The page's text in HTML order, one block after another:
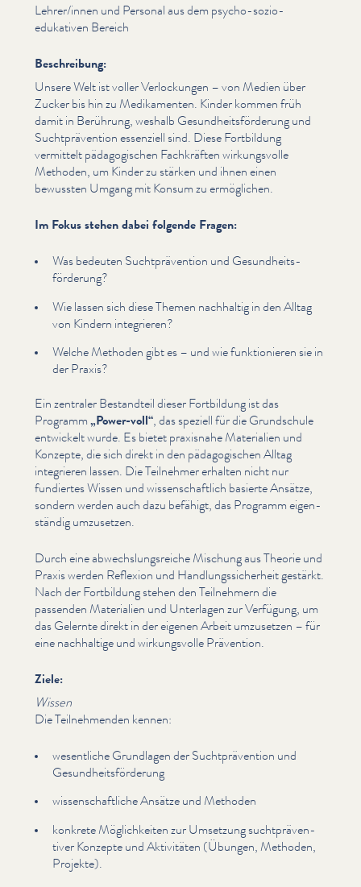
Lehrer/​innen und Personal aus dem psycho-sozio-
edukativen Bereich
Beschreibung:
Unsere Welt ist voller Ver­lock­un­gen – von Medien über
Zucker bis hin zu Medika­menten. Kinder kommen früh
damit in Berührung, weshalb Gesund­heits­förderung und
Sucht­präven­tion essenziell sind. Diese Fortbildung
vermittelt päd­a­gogis­chen Fachkräften wirkungsvolle
Methoden, um Kinder zu stärken und ihnen einen
bewussten Umgang mit Konsum zu ermöglichen.
Im Fokus stehen dabei folgende Fragen:
Was bedeuten Sucht­präven­tion und Gesund­heits­
förderung?
Wie lassen sich diese Themen nachhaltig in den Alltag
von Kindern integrieren?
Welche Methoden gibt es – und wie funk­tion­ieren sie in
der Praxis?
Ein zentraler Bestandteil dieser Fortbildung ist das
Programm„Power-voll“, das speziell für die Grundschule
entwickelt wurde. Es bietet praxisnahe Materialien und
Konzepte, die sich direkt in den päd­a­gogis­chen Alltag
integrieren lassen. Die Teilnehmer erhalten nicht nur
fundiertes Wissen und wis­senschaftlich basierte Ansätze,
sondern werden auch dazu befähigt, das Programm eigen­
ständig umzusetzen.
Durch eine abwech­slungsre­iche Mischung aus Theorie und
Praxis werden Reflexion und Hand­lungssicher­heit gestärkt.
Nach der Fortbildung stehen den Teilnehmern die
passenden Materialien und Unterlagen zur Verfügung, um
das Gelernte direkt in der eigenen Arbeit umzusetzen – für
eine nachhaltige und wirkungsvolle Prävention.
Ziele:
Wissen
Die Teil­nehmenden kennen:
wesentliche Grundlagen der Sucht­präven­tion und
Gesund­heits­förderung
wis­senschaftliche Ansätze und Methoden
konkrete Möglichkeit­en zur Umsetzung sucht­präven­
tiv­er Konzepte und Aktivitäten (Übungen, Methoden,
Projekte).